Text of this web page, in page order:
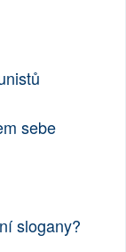
sebe
slogany?